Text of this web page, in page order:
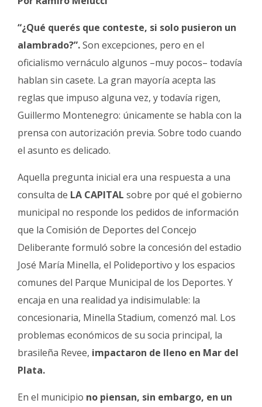
Fúnebres
“¿Qué querés que conteste, si solo pusieron un
alambrado?”.Son excepciones, pero en el
oficialismo vernáculo algunos –muy pocos– todavía
hablan sin casete. La gran mayoría acepta las
reglas que impuso alguna vez, y todavía rigen,
Guillermo Montenegro: únicamente se habla con la
prensa con autorización previa. Sobre todo cuando
el asunto es delicado.
Aquella pregunta inicial era una respuesta a una
consulta de LA CAPITAL sobre por qué el gobierno
municipal no responde los pedidos de información
que la Comisión de Deportes del Concejo
Deliberante formuló sobre la concesión del estadio
José María Minella, el Polideportivo y los espacios
comunes del Parque Municipal de los Deportes. Y
encaja en una realidad ya indisimulable: la
concesionaria, Minella Stadium, comenzó mal. Los
problemas económicos de su socia principal, la
brasileña Revee, impactaron de lleno en Mar del
Plata.
En el municipio no piensan, sin embargo, en un